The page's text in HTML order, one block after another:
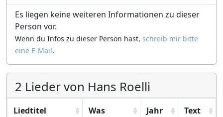
Es liegen keine weiteren Informationen zu dieser
Person vor.
Wenn du Infos zu dieser Person hast, schreib mir bitte
eine E-Mail.
2 Lieder von Hans Roelli
Liedtitel Was Jahr Text